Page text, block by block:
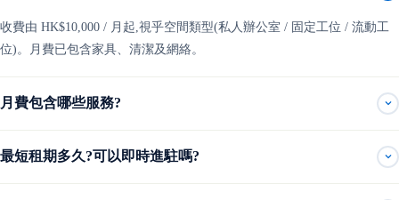
收費由 HK$10,000 / 月起,視乎空間類型(私人辦公室 / 固定工位 / 流動工
位)。月費已包含家具、清潔及網絡。
月費包含哪些服務?
最短租期多久?可以即時進駐嗎?